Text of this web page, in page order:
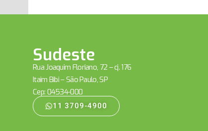
Sudeste
Rua Joaquim Floriano, 72 – cj. 176
Itaim Bibi – São Paulo, SP
Cep: 04534-000
11 3709-4900